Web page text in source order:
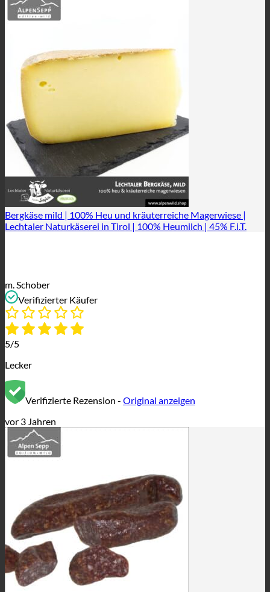
Bergkäse mild | 100% Heu und kräuterreiche Magerwiese |
Lechtaler Naturkäserei in Tirol | 100% Heumilch | 45% F.i.T.
m. Schober
Verifizierter Käufer
5/5
Lecker
Verifizierte Rezension - Original anzeigen
vor 3 Jahren